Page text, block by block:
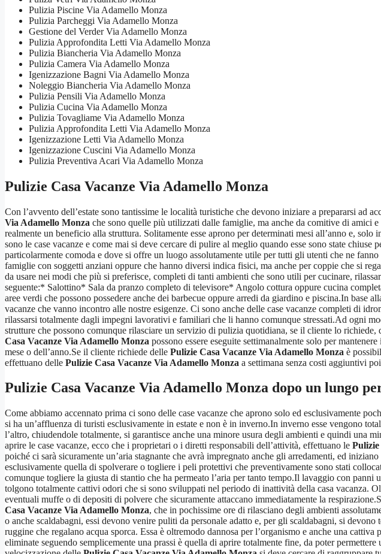
Pulizia Piscine Via Adamello Monza
Pulizia Parcheggi Via Adamello Monza
Gestione del Verder Via Adamello Monza
Pulizia Approfondita Letti Via Adamello Monza
Pulizia Biancheria Via Adamello Monza
Pulizia Camera Via Adamello Monza
Igenizzazione Bagni Via Adamello Monza
Noleggio Biancheria Via Adamello Monza
Pulizia Pensili Via Adamello Monza
Pulizia Cucina Via Adamello Monza
Pulizia Tovagliame Via Adamello Monza
Pulizia Approfondita Letti Via Adamello Monza
Igenizzazione Letti Via Adamello Monza
Igenizzazione Cuscini Via Adamello Monza
Pulizia Preventiva Acari Via Adamello Monza
Pulizie Casa Vacanze Via Adamello Monza
Con l’avvento dell’estate sono tantissime le località turistiche che devono iniziare a prepararsi ad
Via Adamello Monza che sono quelle più utilizzati dalle famiglie, ma anche da comitive di amici
realmente un beneficio alla struttura. Solitamente esse aprono per determinati mesi all’anno e,
sono le case vacanze e come mai si deve cercare di pulire al meglio quando esse sono state
particolarmente comoda e dove si offre un luogo assolutamente utile per tutti gli utenti che ne
famiglie con soggetti anziani oppure che hanno diversi indica fisici, ma anche per coppie che si
da usare nei modi che più si preferisce, completi di tanti ambienti che sono utili per cucinare,
seguente:* Salottino* Sala da pranzo completo di televisore* Angolo cottura oppure cucina
aree verdi che possono possedere anche dei barbecue oppure arredi da giardino e piscina.In base
vacanze che vanno incontro alle nostre esigenze. Ci sono anche delle case vacanze completi di
rilassarsi totalmente dagli impegni lavorativi e familiari che li hanno comunque stressati.Ad ogni
strutture che possono comunque rilasciare un servizio di pulizia quotidiana, se il cliente lo
Casa Vacanze Via Adamello Monza possono essere eseguite settimanalmente solo per
mese o dell’anno.Se il cliente richiede delle Pulizie Casa Vacanze Via Adamello Monza è
effettuano delle Pulizie Casa Vacanze Via Adamello Monza a settimana senza costi aggiuntivi
Pulizie Casa Vacanze Via Adamello Monza dopo un lungo
Come abbiamo accennato prima ci sono delle case vacanze che aprono solo ed esclusivamente
si ha un’affluenza di turisti esclusivamente in estate e non è in inverno.In inverno esse vengono
l’altro, chiudendole totalmente, si garantisce anche una minore usura degli ambienti e quindi una
aprire le case vacanze, ecco che i proprietari o i diretti responsabili dell’attività, effettuano le Pulizie
poiché ci sarà sicuramente un’aria stagnante che avrà impregnato anche gli arredamenti, ed
esclusivamente quella di spolverare o togliere i peli protettivi che preventivamente sono stati
comunque togliere la giusta di stantio che ha permeato l’aria per tanto tempo.Il lavaggio con
tolgono totalmente cattivi odori che si sono sviluppati nel periodo di inattività della casa vacanza.
eventuali muffe o di depositi di polvere che sicuramente attaccano immediatamente la
Casa Vacanze Via Adamello Monza, che in pochissime ore di rilasciano degli ambienti
o anche scaldabagni, essi devono venire puliti da personale adatto e, per gli scaldabagni, si
ruggine che regalano acqua sporca. Essa è oltremodo dannosa per l’organismo e anche una
eliminate seguendo semplicemente una prassi è quella di aprire totalmente fine, da poter